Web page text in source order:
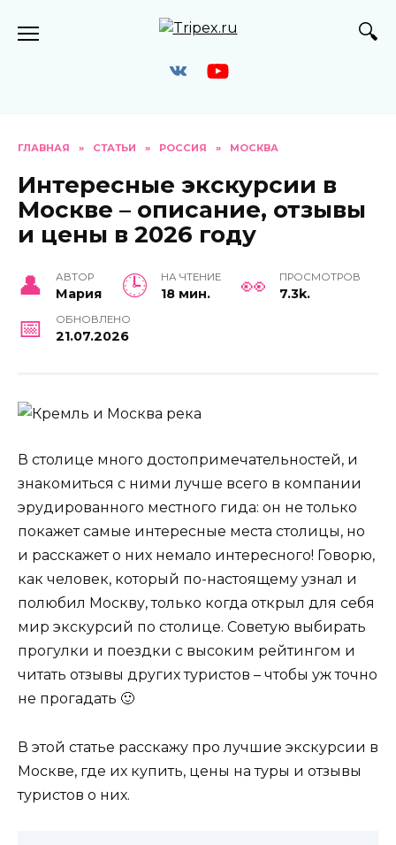
ГЛАВНАЯ » СТАТЬИ » РОССИЯ » МОСКВА
Интересные экскурсии в
Москве – описание, отзывы
и цены в 2026 году
АВТОР
Мария
НА ЧТЕНИЕ
18 мин.
ПРОСМОТРОВ
7.3k.
ОБНОВЛЕНО
21.07.2026
В столице много достопримечательностей, и
знакомиться с ними лучше всего в компании
эрудированного местного гида: он не только
покажет самые интересные места столицы, но
и расскажет о них немало интересного! Говорю,
как человек, который по-настоящему узнал и
полюбил Москву, только когда открыл для себя
мир экскурсий по столице. Советую выбирать
прогулки и поездки с высоким рейтингом и
читать отзывы других туристов – чтобы уж точно
не прогадать 🙂
В этой статье расскажу про лучшие экскурсии в
Москве, где их купить, цены на туры и отзывы
туристов о них.